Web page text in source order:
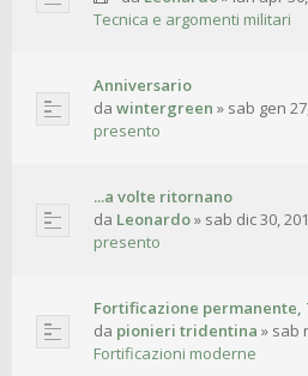
Tecnica e argomenti militari
Anniversario
da wintergreen » sab gen
presento
...a volte ritornano
da Leonardo» sab dic 30,
presento
Fortificazione permanente,
da pionieri tridentina » sab
Fortificazioni moderne